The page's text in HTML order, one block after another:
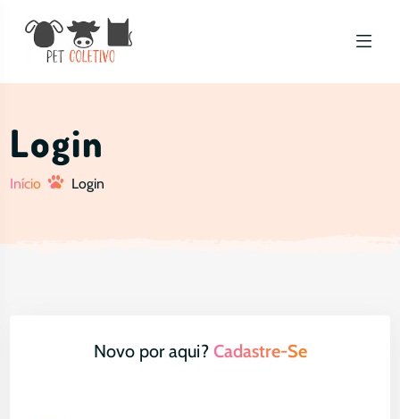
Login
Início Login
Novo por aqui? Cadastre-Se